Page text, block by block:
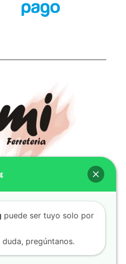
099 466 212
Facebook
Instagram
puede ser tuyo solo por
pregúntanos.